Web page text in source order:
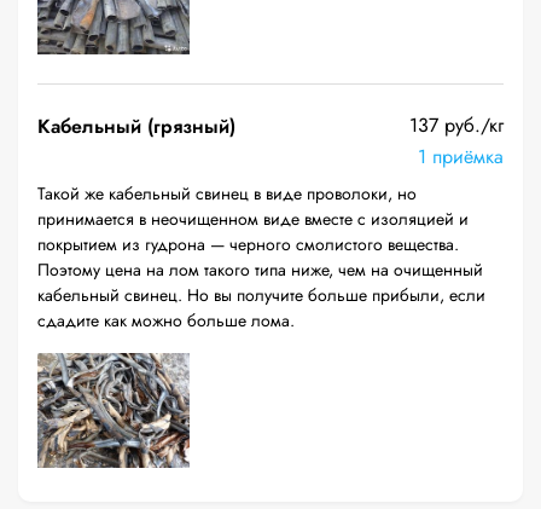
Кабельный (грязный)
137 руб./кг
1 приёмка
Такой же кабельный свинец в виде проволоки, но
принимается в неочищенном виде вместе с изоляцией и
покрытием из гудрона — черного смолистого вещества.
Поэтому цена на лом такого типа ниже, чем на очищенный
кабельный свинец. Но вы получите больше прибыли, если
сдадите как можно больше лома.